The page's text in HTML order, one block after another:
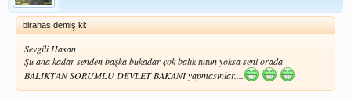
birahas demiş ki:
Sevgili Hasan
Şu ana kadar senden başka bukadar çok balık tutun yoksa seni orada
BALIKTAN SORUMLU DEVLET BAKANI yapmasınlar....